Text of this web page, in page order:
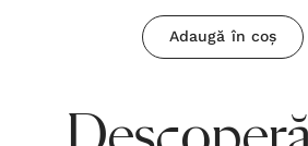
Adaugă în coș